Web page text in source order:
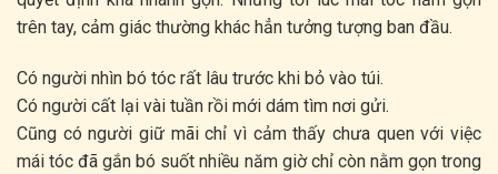
trên tay, cảm giác thường khác hẳn tưởng tượng ban đầu.
Có người nhìn bó tóc rất lâu trước khi bỏ vào túi.
Có người cất lại vài tuần rồi mới dám tìm nơi gửi.
Cũng có người giữ mãi chỉ vì cảm thấy chưa quen với việc
mái tóc đã gắn bó suốt nhiều năm giờ chỉ còn nằm gọn trong